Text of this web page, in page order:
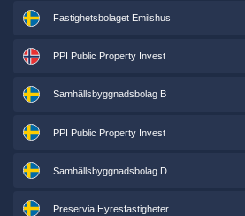
Fastighetsbolaget Emilshus
PPI Public Property Invest
Samhällsbyggnadsbolag B
PPI Public Property Invest
Samhällsbyggnadsbolag D
Preservia Hyresfastigheter